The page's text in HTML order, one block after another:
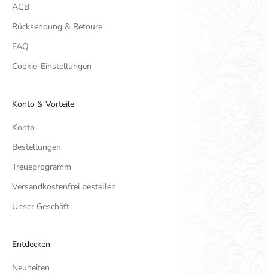
AGB
Rücksendung & Retoure
FAQ
Cookie-Einstellungen
Konto & Vorteile
Konto
Bestellungen
Treueprogramm
Versandkostenfrei bestellen
Unser Geschäft
Entdecken
Neuheiten